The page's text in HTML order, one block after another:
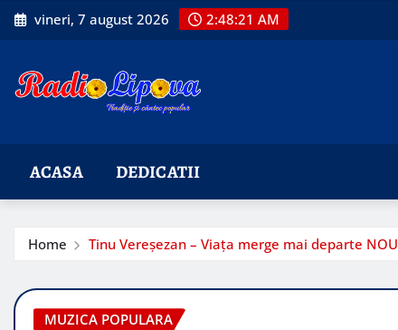
Skip
to
vineri, 7 august 2026 2:48:22 AM
ACASA DEDICATII
Home Tinu Vereşezan – Viața merge mai departe NOU
MUZICA POPULARA